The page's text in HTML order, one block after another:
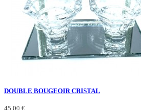
DOUBLE BOUGEOIR CRISTAL
45,00 €